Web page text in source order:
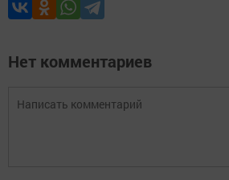
Нет комментариев